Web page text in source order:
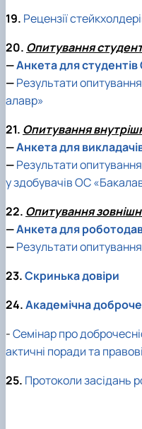
19. Рецензії
20. Опитування
—Анкета для
—Результати
алавр»
21. Опитування
—Анкета для
—Результати
у здобувачів ОС
22. Опитування
—Анкета для
—Результати
23.Скринька довіри
24.Академічна
-Семінар про
актичні поради та
25. Протоколи засідань